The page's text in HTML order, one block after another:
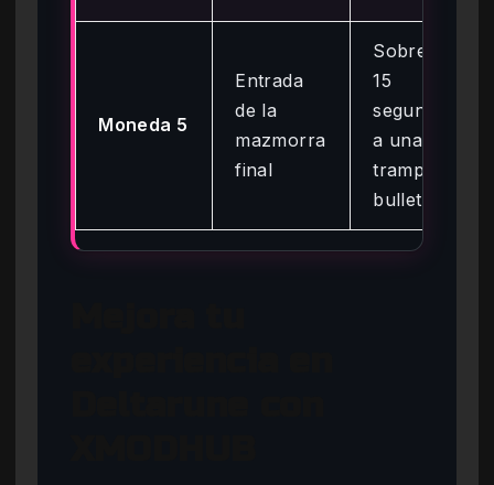
Moneda 5
Entrada
de la
mazmorra
final
Sobrevivir
15
segundos
a una
trampa
bullet hell